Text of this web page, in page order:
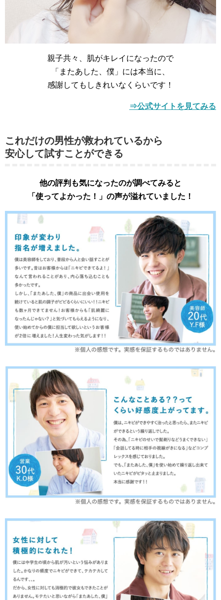
親子共々、肌がキレイになったので
「またあした、僕」には本当に、
感謝してもしきれいなくらいです！
⇒公式サイトを見てみる
これだけの男性が救われているから
安心して試すことができる
他の評判も気になったのが調べてみると
「使ってよかった！」の声が溢れていました！